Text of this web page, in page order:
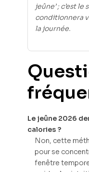
jeûne’ ; c’est
conditionnera
la journée.
Le jeûne 2026
calories ?
Non, cette
pour se
fenêtre